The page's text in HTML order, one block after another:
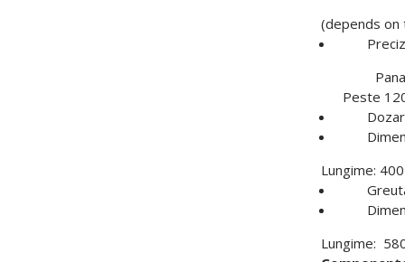
(depends on
Pana la
Peste
Dozare
Lungime:
Lungime: